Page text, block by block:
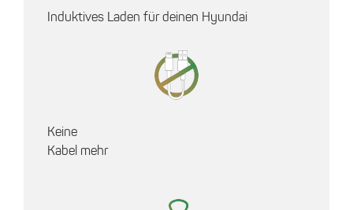
Induktives Laden für deinen Hyundai
Keine
Kabel mehr